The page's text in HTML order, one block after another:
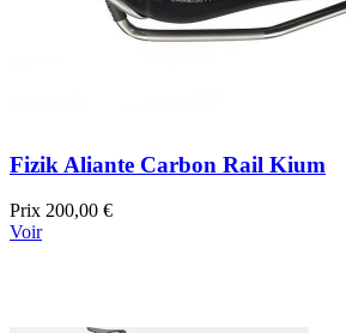
Fizik Aliante Carbon Rail Kium
Prix 200,00 €
Voir